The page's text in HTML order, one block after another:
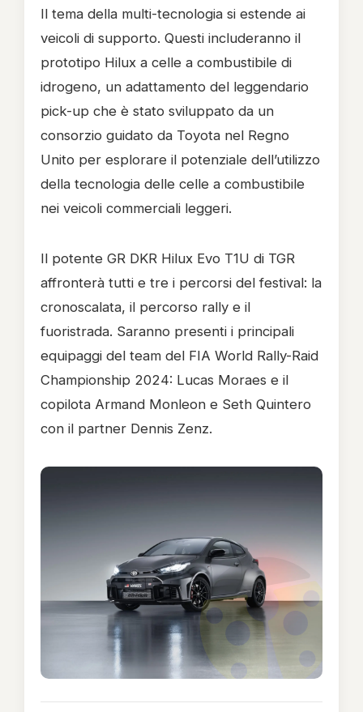
Il tema della multi-tecnologia si estende ai
veicoli di supporto. Questi includeranno il
prototipo Hilux a celle a combustibile di
idrogeno, un adattamento del leggendario
pick-up che è stato sviluppato da un
consorzio guidato da Toyota nel Regno
Unito per esplorare il potenziale dell’utilizzo
della tecnologia delle celle a combustibile
nei veicoli commerciali leggeri.
Il potente GR DKR Hilux Evo T1U di TGR
affronterà tutti e tre i percorsi del festival: la
cronoscalata, il percorso rally e il
fuoristrada. Saranno presenti i principali
equipaggi del team del FIA World Rally-Raid
Championship 2024: Lucas Moraes e il
copilota Armand Monleon e Seth Quintero
con il partner Dennis Zenz.